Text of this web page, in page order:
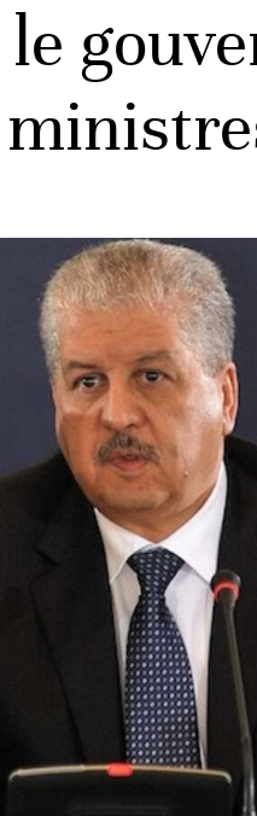
le